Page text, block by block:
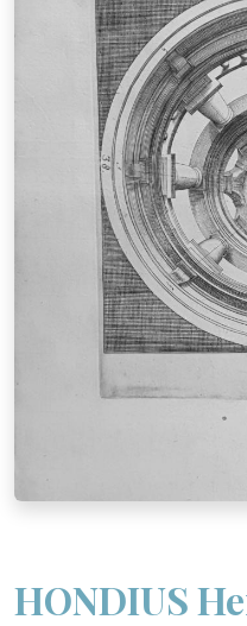
HONDIUS